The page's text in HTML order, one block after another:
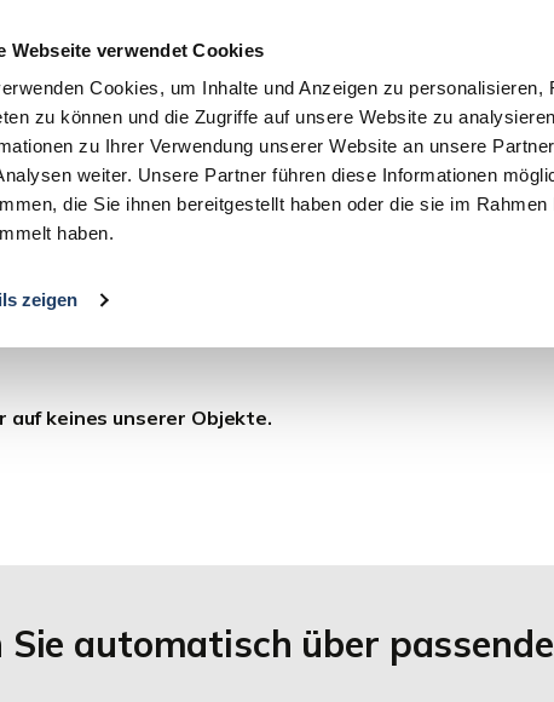
Webseite verwendet Cookies
Cookies, um Inhalte und Anzeigen zu personalisieren,
zu können und die Zugriffe auf unsere Website zu
zu Ihrer Verwendung unserer Website an unsere
weiter. Unsere Partner führen diese Informationen
die Sie ihnen bereitgestellt haben oder die sie im
haben.
zeigen
START IMMOBILIEN EIGENTÜMER
am Main
auf keines unserer Objekte.
automatisch über